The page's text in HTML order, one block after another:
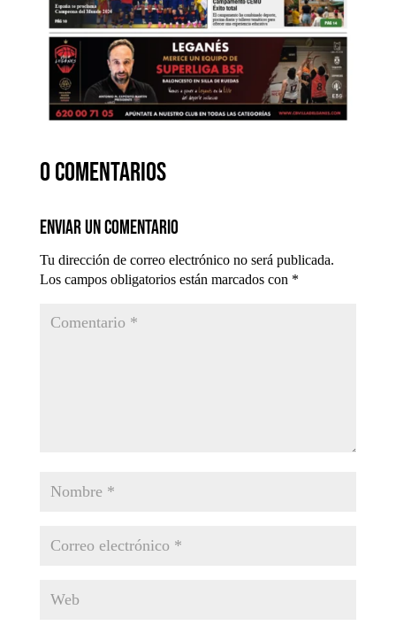
0 comentarios
Enviar un comentario
Tu dirección de correo electrónico no será publicada.
Los campos obligatorios están marcados con *